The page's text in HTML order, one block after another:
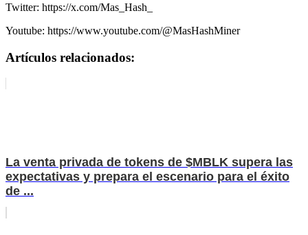
Twitter: https://x.com/Mas_Hash_
Youtube: https://www.youtube.com/@MasHashMiner
Artículos relacionados:
La venta privada de tokens de $MBLK supera las
expectativas y prepara el escenario para el éxito
de ...